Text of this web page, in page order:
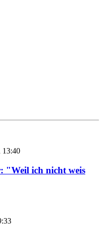
13:40
"Weil ich nicht weis